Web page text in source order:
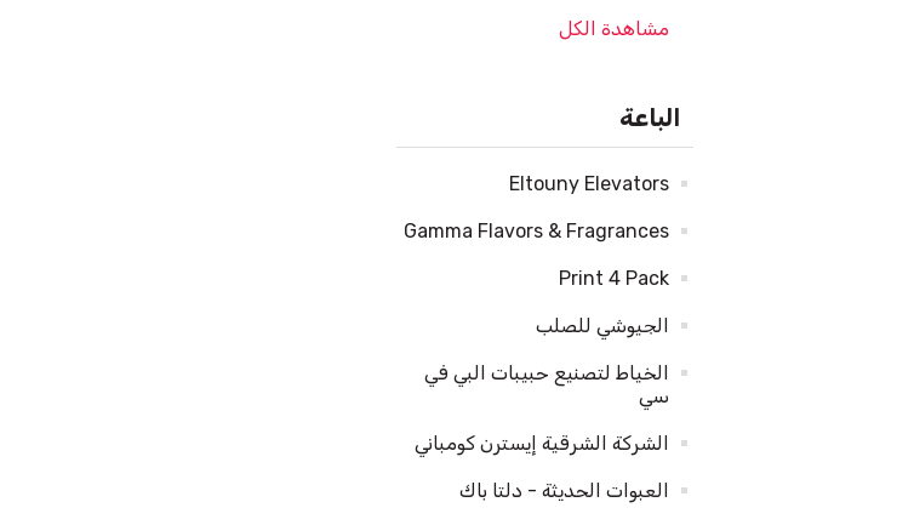
مشاهدة الكل
الباعة
Eltouny Elevators
Gamma Flavors & Fragrances
Print 4 Pack
الجيوشي للصلب
الخياط لتصنيع حبيبات البي في
سي
الشركة الشرقية إيسترن كومباني
العبوات الحديثة - دلتا باك